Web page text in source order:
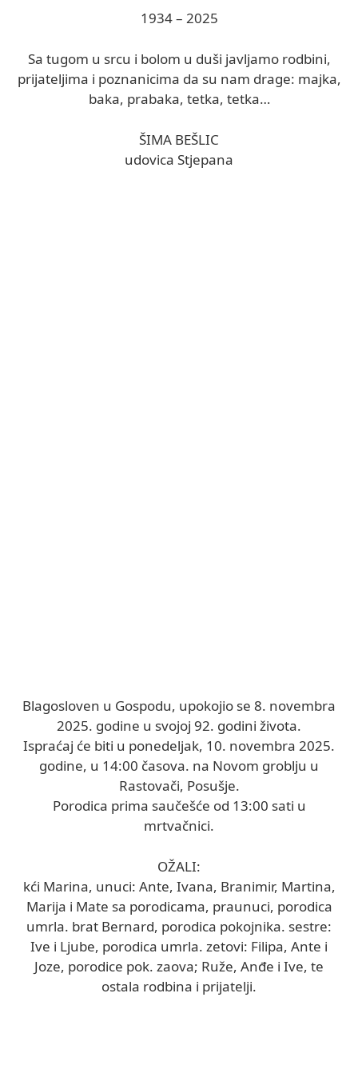
1934 – 2025
Sa tugom u srcu i bolom u duši javljamo rodbini,
prijateljima i poznanicima da su nam drage: majka,
baka, prabaka, tetka, tetka…
ŠIMA BEŠLIC
udovica Stjepana
Blagosloven u Gospodu, upokojio se 8. novembra
2025. godine u svojoj 92. godini života.
Ispraćaj će biti u ponedeljak, 10. novembra 2025.
godine, u 14:00 časova. na Novom groblju u
Rastovači, Posušje.
Porodica prima saučešće od 13:00 sati u
mrtvačnici.
OŽALI:
kći Marina, unuci: Ante, Ivana, Branimir, Martina,
Marija i Mate sa porodicama, praunuci, porodica
umrla. brat Bernard, porodica pokojnika. sestre:
Ive i Ljube, porodica umrla. zetovi: Filipa, Ante i
Joze, porodice pok. zaova; Ruže, Anđe i Ive, te
ostala rodbina i prijatelji.